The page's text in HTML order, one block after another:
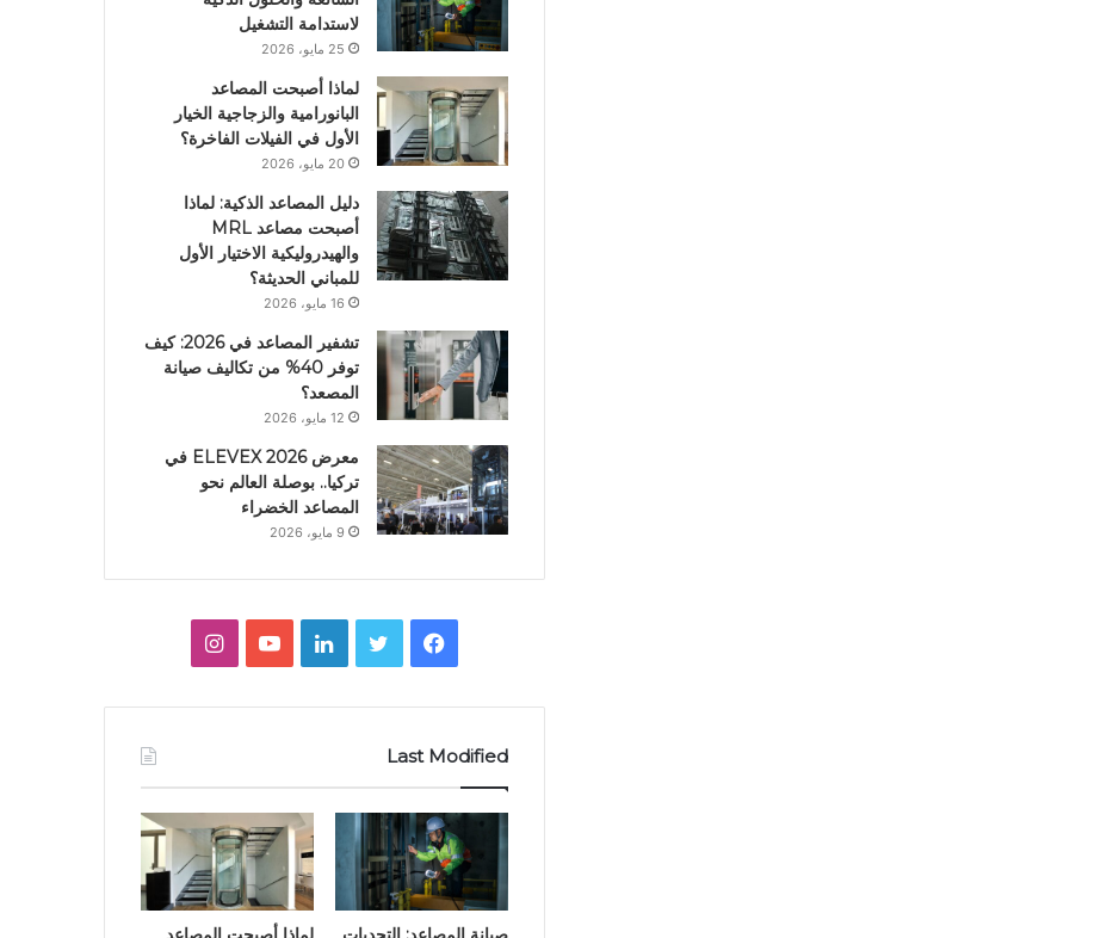
لاستدامة التشغيل
25 مايو، 2026
لماذا أصبحت المصاعد
البانورامية والزجاجية الخيار
الأول في الفيلات الفاخرة؟
20 مايو، 2026
دليل المصاعد الذكية: لماذا
أصبحت مصاعد MRL
والهيدروليكية الاختيار الأول
للمباني الحديثة؟
16 مايو، 2026
تشفير المصاعد في 2026: كيف
توفر 40% من تكاليف صيانة
المصعد؟
12 مايو، 2026
معرض ELEVEX 2026 في
تركيا.. بوصلة العالم نحو
المصاعد الخضراء
9 مايو، 2026
ب
و
ك
ت
ر
ل
ك
د
إ
ن
ي
و
ب
ا
ت
ق
ر
ا
Last Modified